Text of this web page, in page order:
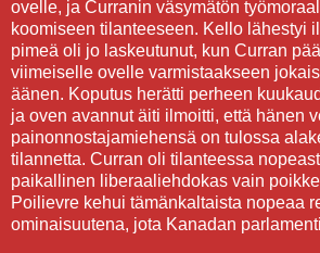
ovelle, ja Curranin väsymätön
koomiseen tilanteeseen. Kello lähestyi
pimeä oli jo laskeutunut, kun Curran
viimeiselle ovelle varmistaakseen
äänen. Koputus herätti perheen
ja oven avannut äiti ilmoitti, että hänen
painonnostajamiehensä on tulossa
tilannetta. Curran oli tilanteessa
paikallinen liberaaliehdokas vain
Poilievre kehui tämänkaltaista nopeaa
ominaisuutena, jota Kanadan